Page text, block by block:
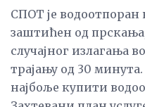
СПОТ је водоотпоран
заштићен од
случајног излагања
трајању од 30
најбоље купити